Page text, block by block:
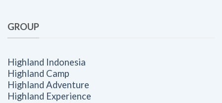
GROUP
Highland Indonesia
Highland Camp
Highland Adventure
Highland Experience